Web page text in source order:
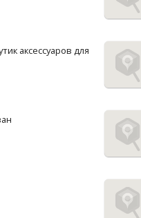
аксессуаров для